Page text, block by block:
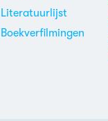
Literatuurlijst
Boekverfilmingen